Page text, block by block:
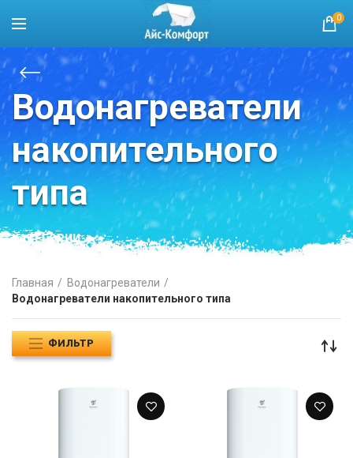
0
Водонагреватели
накопительного
типа
КАТЕГОРИИ
Главная
Водонагреватели
Водонагреватели накопительного типа
ФИЛЬТР